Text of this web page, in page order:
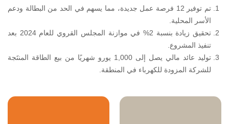
تم توفير 12 فرصة عمل جديدة، مما يسهم في الحد من البطالة ودعم
الأسر المحلية.
تحقيق زيادة بنسبة 2% في موازنة المجلس القروي للعام 2024 بعد
تنفيذ المشروع.
توليد عائد مالي يصل إلى 1,000 يورو شهريًا من بيع الطاقة المنتَجة
للشركة المزودة للكهرباء في المنطقة.